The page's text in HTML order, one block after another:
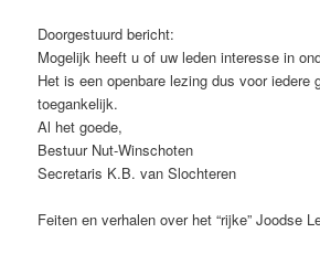
Doorgestuurd bericht:
Mogelijk heeft u of uw leden interesse in
Het is een openbare lezing dus voor iedere
toegankelijk.
Al het goede,
Bestuur Nut-Winschoten
Secretaris K.B. van Slochteren
Feiten en verhalen over het “rijke” Joodse